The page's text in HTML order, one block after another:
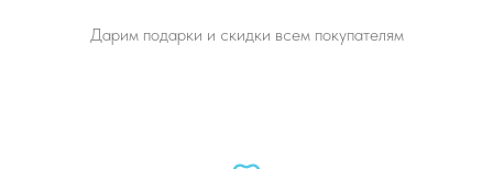
Дарим подарки и скидки всем покупателям